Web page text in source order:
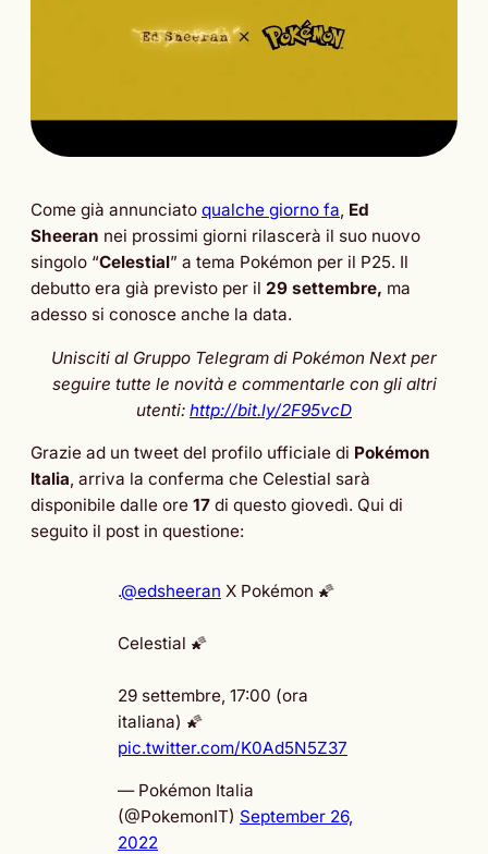
Come già annunciato qualche giorno fa, Ed
Sheeran nei prossimi giorni rilascerà il suo nuovo
singolo “Celestial” a tema Pokémon per il P25. Il
debutto era già previsto per il 29 settembre, ma
adesso si conosce anche la data.
Unisciti al Gruppo Telegram di Pokémon Next per
seguire tutte le novità e commentarle con gli altri
utenti: http://bit.ly/2F95vcD
Grazie ad un tweet del profilo ufficiale di Pokémon
Italia, arriva la conferma che Celestial sarà
disponibile dalle ore 17 di questo giovedì. Qui di
seguito il post in questione:
.@edsheeran X Pokémon 🌠
Celestial 🌠
29 settembre, 17:00 (ora
italiana) 🌠
pic.twitter.com/K0Ad5N5Z37
— Pokémon Italia
(@PokemonIT) September 26,
2022